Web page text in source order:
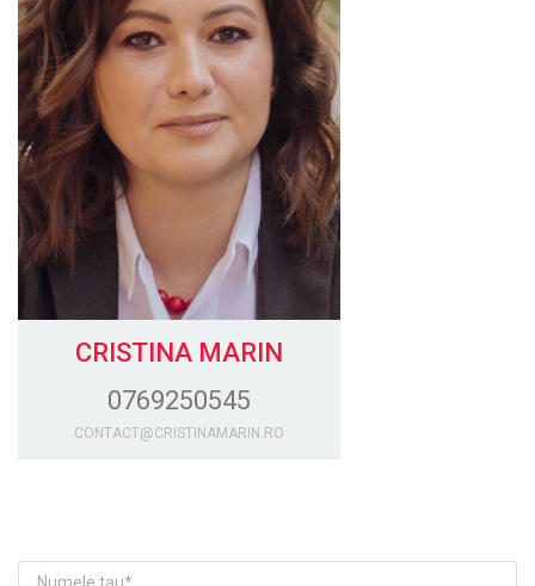
CRISTINA MARIN
0769250545
CONTACT@CRISTINAMARIN.RO